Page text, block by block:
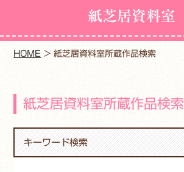
紙芝居資料室
HOME >紙芝居資料室所蔵作品検索
紙芝居資料室所蔵作品検索
キーワード検索